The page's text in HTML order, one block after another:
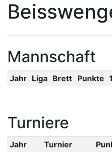
Mannschaft
Jahr Liga Brett Punkte
Turniere
Jahr Turnier